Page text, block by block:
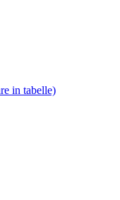
in tabelle)